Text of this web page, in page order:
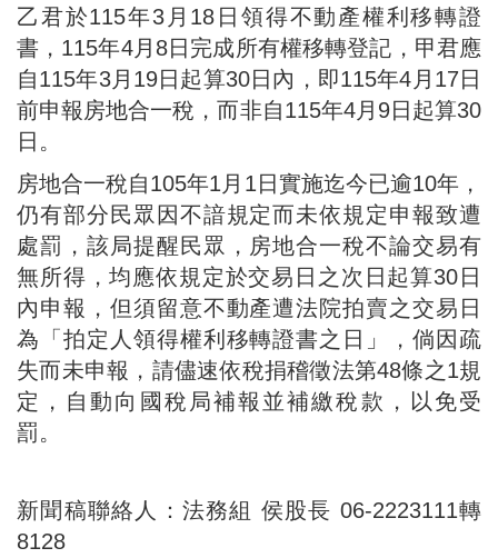
乙君於115年3月18日領得不動產權利移轉證
書，115年4月8日完成所有權移轉登記，甲君應
自115年3月19日起算30日內，即115年4月17日
前申報房地合一稅，而非自115年4月9日起算30
日。
房地合一稅自105年1月1日實施迄今已逾10年，
仍有部分民眾因不諳規定而未依規定申報致遭
處罰，該局提醒民眾，房地合一稅不論交易有
無所得，均應依規定於交易日之次日起算30日
內申報，但須留意不動產遭法院拍賣之交易日
為「拍定人領得權利移轉證書之日」，倘因疏
失而未申報，請儘速依稅捐稽徵法第48條之1規
定，自動向國稅局補報並補繳稅款，以免受
罰。
新聞稿聯絡人：法務組 侯股長 06-2223111轉
8128